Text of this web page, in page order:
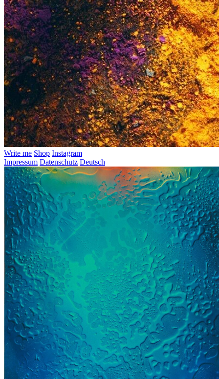
Write me Shop Instagram
Impressum Datenschutz Deutsch